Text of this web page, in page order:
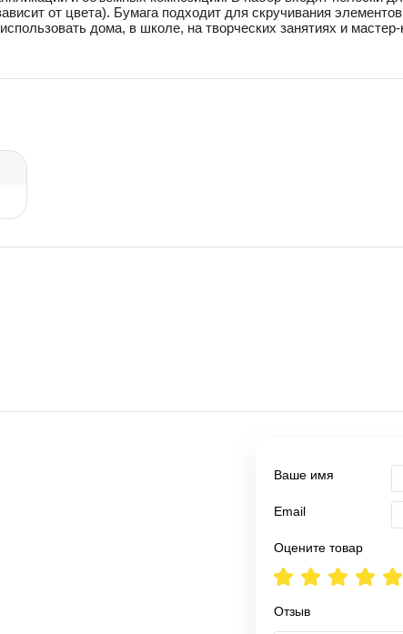
от цвета). Бумага подходит для скручивания
дома, в школе, на творческих занятиях и
Ваше имя
Email
Оцените товар
Отзыв